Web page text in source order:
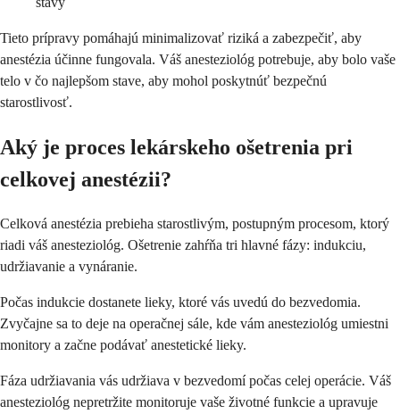
Tieto prípravy pomáhajú minimalizovať riziká a zabezpečiť, aby
anestézia účinne fungovala. Váš anesteziológ potrebuje, aby bolo vaše
telo v čo najlepšom stave, aby mohol poskytnúť bezpečnú
starostlivosť.
Aký je proces lekárskeho ošetrenia pri
celkovej anestézii?
Celková anestézia prebieha starostlivým, postupným procesom, ktorý
riadi váš anesteziológ. Ošetrenie zahŕňa tri hlavné fázy: indukciu,
udržiavanie a vynáranie.
Počas indukcie dostanete lieky, ktoré vás uvedú do bezvedomia.
Zvyčajne sa to deje na operačnej sále, kde vám anesteziológ umiestni
monitory a začne podávať anestetické lieky.
Fáza udržiavania vás udržiava v bezvedomí počas celej operácie. Váš
anesteziológ nepretržite monitoruje vaše životné funkcie a upravuje